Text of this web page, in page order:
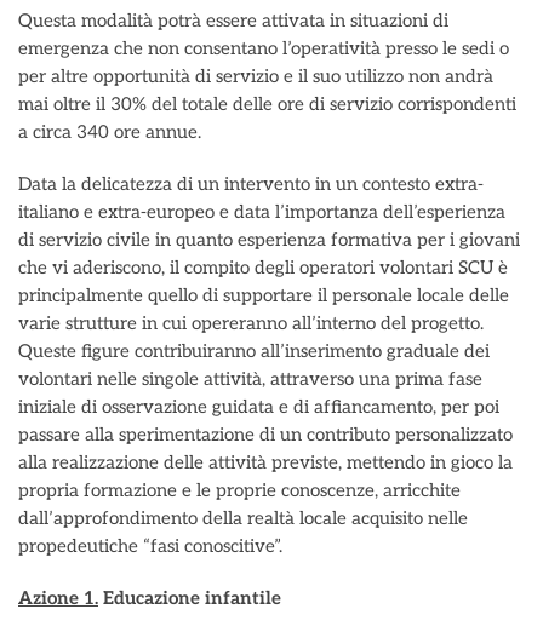
Questa modalità potrà essere attivata in situazioni di
emergenza che non consentano l’operatività presso le sedi o
per altre opportunità di servizio e il suo utilizzo non andrà
mai oltre il 30% del totale delle ore di servizio corrispondenti
a circa 340 ore annue.
Data la delicatezza di un intervento in un contesto extra-
italiano e extra-europeo e data l’importanza dell’esperienza
di servizio civile in quanto esperienza formativa per i giovani
che vi aderiscono, il compito degli operatori volontari SCU è
principalmente quello di supportare il personale locale delle
varie strutture in cui opereranno all’interno del progetto.
Queste figure contribuiranno all’inserimento graduale dei
volontari nelle singole attività, attraverso una prima fase
iniziale di osservazione guidata e di affiancamento, per poi
passare alla sperimentazione di un contributo personalizzato
alla realizzazione delle attività previste, mettendo in gioco la
propria formazione e le proprie conoscenze, arricchite
dall’approfondimento della realtà locale acquisito nelle
propedeutiche “fasi conoscitive”.
Azione 1. Educazione infantile